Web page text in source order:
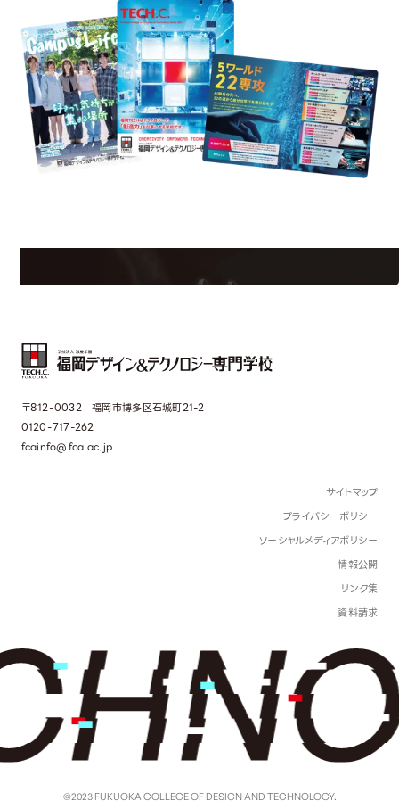
Information
〒812-0032 福岡市博多区石城町21-2
0120-717-262
fcainfo@fca.ac.jp
サイトマップ
プライバシーポリシー
ソーシャルメディアポリシー
情報公開
リンク集
資料請求
©2023 FUKUOKA COLLEGE OF DESIGN AND TECHNOLOGY.